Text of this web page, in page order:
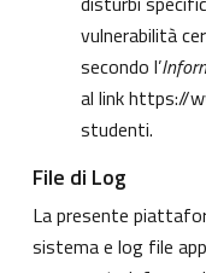
vulnerabilità
secondo l’
al linkhttps://
studenti.
File di Log
La presente
sistema e log file